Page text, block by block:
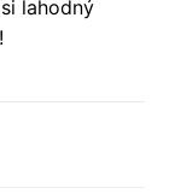
lahodný